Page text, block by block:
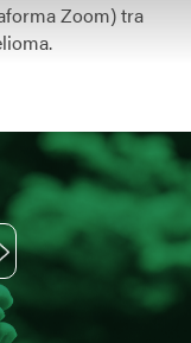
Zoom) tra